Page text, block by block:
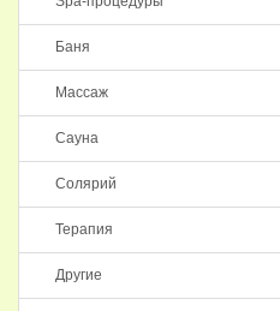
Баня
Массаж
Сауна
Солярий
Терапия
Другие